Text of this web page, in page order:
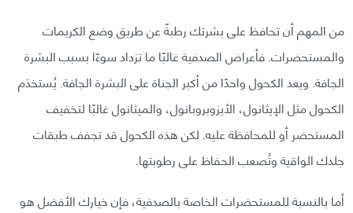
من المهم أن تحافظ على بشرتك رطبةً عن طريق وضع الكريمات
والمستحضرات. فأعراض الصدفية غالبًا ما تزداد سوءًا بسبب البشرة
الجافة. ويعد الكحول واحدًا من أكبر الجناة على البشرة الجافة. يُستخدَم
الكحول مثل الإيثانول، الأيزوبروبانول، والميثانول غالبًا لتخفيف
المستحضر أو للمحافظة عليه. لكن هذه الكحول قد تجفف طبقات
جلدك الواقية وتُصعب الحفاظ على رطوبتها.
أما بالنسبة للمستحضرات الخاصة بالصدفية، فإن خيارك الأفضل هو